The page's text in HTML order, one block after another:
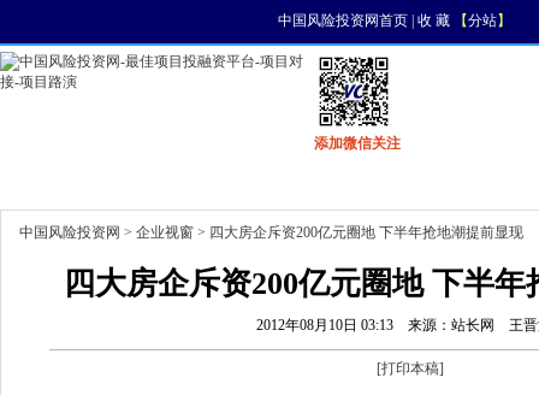
中国风险投资网首页| 收 藏【分站】
添加微信关注
中国风险投资网 > 企业视窗 > 四大房企斥资200亿元圈地 下半年抢地潮提前显现
四大房企斥资200亿元圈地 下半
2012年08月10日 03:13 来源：站长网 王
[打印本稿]